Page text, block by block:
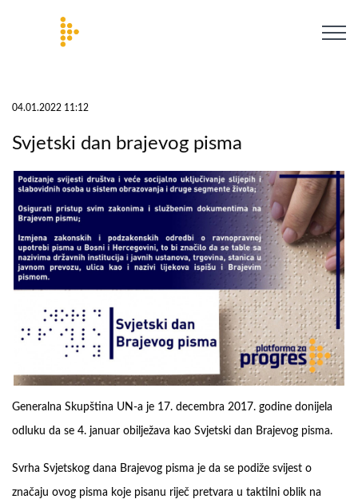
04.01.2022 11:12
Svjetski dan brajevog pisma
Generalna Skupština UN-a je 17. decembra 2017. godine donijela
odluku da se 4. januar obilježava kao Svjetski dan Brajevog pisma.
Svrha Svjetskog dana Brajevog pisma je da se podiže svijest o
značaju ovog pisma koje pisanu riječ pretvara u taktilni oblik na